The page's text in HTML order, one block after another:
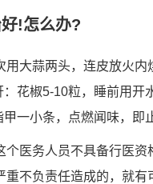
!怎么办?
用大蒜两头，连皮放火
花椒5-10粒，睡前用
一小条，点燃闻味，即
个医务人员不具备行医
不负责任造成的，就有